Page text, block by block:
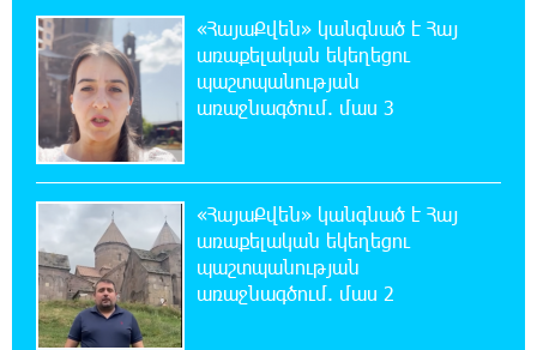
Մեր երկրում իշխանության և ընդդիմության
անվերջանալի պայքարում տուժում է միայն
ու միայն ՀՀ քաղաքացին. Աննա Կոստանյան
20:49:35 7-08-2026
Փրկարարները հայտանաբերել են մոլորված
զբոսաշրջիկներին
20:39:24 7-08-2026
ԼՀԿ-ն պահանջում է դադարեցնել Գարեգին
Բ-ի և եպիսկոպոսների դեմ քրեական
հետապնդումը
«ՀայաՔվեն» կանգնած է Հայ
առաքելական եկեղեցու
պաշտպանության
առաջնագծում. մաս 3
«ՀայաՔվեն» կանգնած է Հայ
առաքելական եկեղեցու
պաշտպանության
առաջնագծում. մաս 2